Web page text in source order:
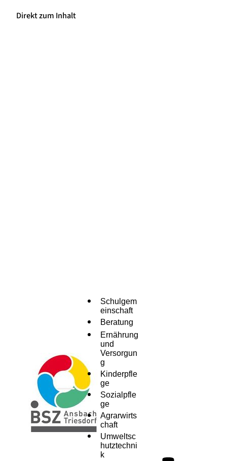
Direkt zum Inhalt
Menü
Schulgem
einschaft
Beratung
Ernährung
und
Versorgun
g
Kinderpfle
ge
Sozialpfle
ge
Agrarwirts
chaft
Umweltsc
hutztechni
k